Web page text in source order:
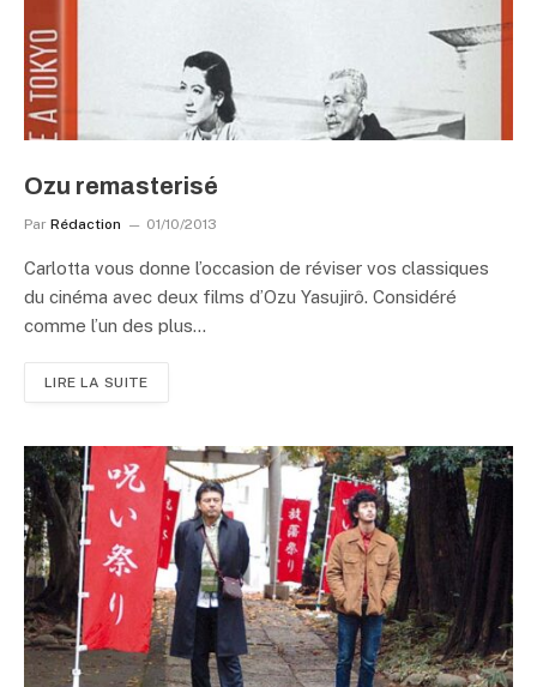
Ozu remasterisé
Par Rédaction 01/10/2013
Carlotta vous donne l’occasion de réviser vos classiques
du cinéma avec deux films d’Ozu Yasujirô. Considéré
comme l’un des plus…
LIRE LA SUITE